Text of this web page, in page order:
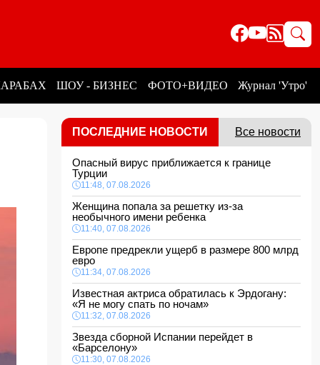
ШОУ - БИЗНЕС ФОТО+ВИДЕО Журнал 'Утро'
ПОСЛЕДНИЕ НОВОСТИ Все новости
Опасный вирус приближается к границе
Турции
11:48, 07.08.2026
Женщина попала за решетку из-за
необычного имени ребенка
11:40, 07.08.2026
Европе предрекли ущерб в размере 800 млрд
евро
11:34, 07.08.2026
Известная актриса обратилась к Эрдогану:
«Я не могу спать по ночам»
11:32, 07.08.2026
Звезда сборной Испании перейдет в
«Барселону»
11:30, 07.08.2026